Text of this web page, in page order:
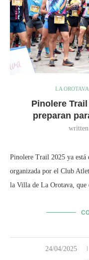
LA OROTAVA
Pinolere
preparan
Pinolere Trail 2025 ya
organizada por el Club
la Villa de La Orotava,
24/04/2025